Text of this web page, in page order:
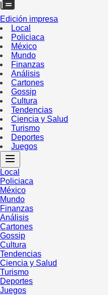
Edición impresa
Local
Policiaca
México
Mundo
Finanzas
Análisis
Cartones
Gossip
Cultura
Tendencias
Ciencia y Salud
Turismo
Deportes
Juegos
Local
Policiaca
México
Mundo
Finanzas
Análisis
Cartones
Gossip
Cultura
Tendencias
Ciencia y Salud
Turismo
Deportes
Juegos